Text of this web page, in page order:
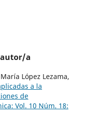
autor/a
López Lezama,
a la
de
Vol. 10 Núm. 18: